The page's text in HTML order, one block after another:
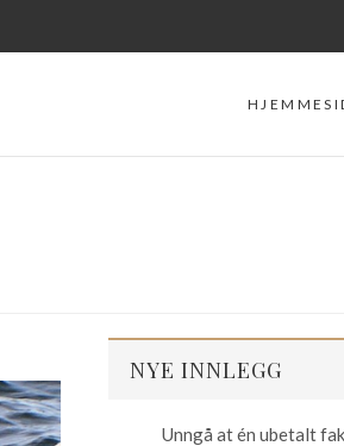
NYE INNLEGG
Unngå at én ubetalt